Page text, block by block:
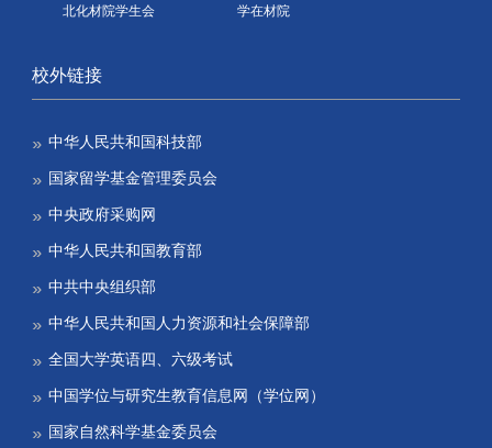
北化材院学生会 学在材院
校外链接
中华人民共和国科技部
国家留学基金管理委员会
中央政府采购网
中华人民共和国教育部
中共中央组织部
中华人民共和国人力资源和社会保障部
全国大学英语四、六级考试
中国学位与研究生教育信息网（学位网）
国家自然科学基金委员会